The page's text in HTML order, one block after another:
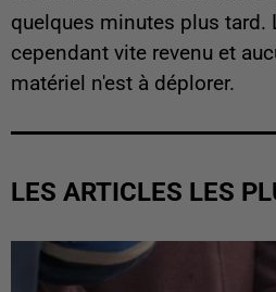
quelques minutes plus tard.
cependant vite revenu et
matériel n'est à déplorer.
LES ARTICLES LES